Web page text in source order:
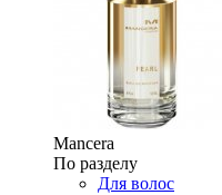
Mancera
По разделу
Для волос